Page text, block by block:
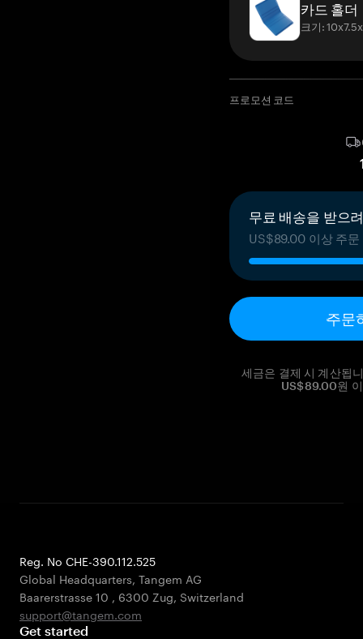
카드 홀더
크기:
프로모션 코드
무료 배송을 받으
US$89.00 이상 주
주문
세금은 결제 시 계산됩
US$89.00원
Reg. No CHE-390.112.525
Global Headquarters, Tangem AG
Baarerstrasse 10 , 6300 Zug, Switzerland
support@tangem.com
Get started